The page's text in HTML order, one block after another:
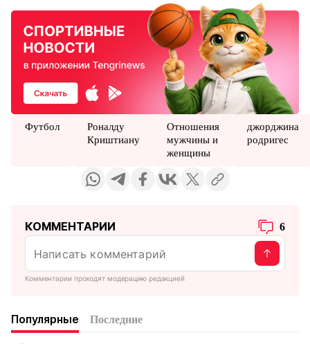
Футбол
Роналду
Криштиану
Отношения
мужчины и
женщины
джорджина
родригес
КОММЕНТАРИИ 6
Комментарии проходят модерацию редакцией
Популярные Последние